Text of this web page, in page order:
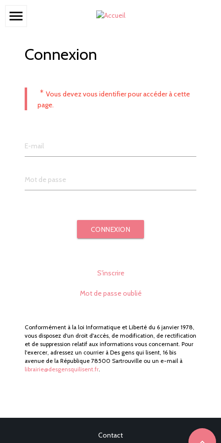
menu
Connexion
* Vous devez vous identifier pour accéder à cette
page.
CONNEXION
S'inscrire
Mot de passe oublié
Conformément à la loi Informatique et Liberté du 6 janvier 1978,
vous disposez d'un droit d'accès, de modification, de rectification
et de suppression relatif aux informations vous concernant. Pour
l'exercer, adressez un courrier à Des gens qui lisent, 16 bis
avenue de la République 78500 Sartrouville ou un e-mail à
librairie@desgensquilisent.fr.
Contact